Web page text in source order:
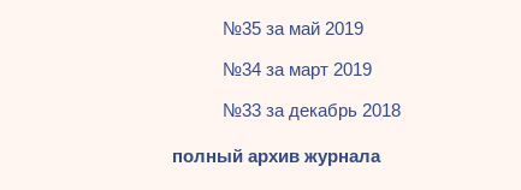
№35 за май 2019
№34 за март 2019
№33 за декабрь 2018
полный архив журнала